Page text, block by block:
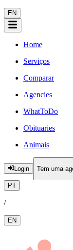
EN
Home
Serviços
Comparar
Agencies
WhatToDo
Obituaries
Animais
Login Tem uma
PT
/
EN